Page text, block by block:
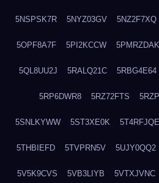
5NSPSK7R 5NYZ03GV 5NZ2F7XQ
5OPF8A7F 5PI2KCCW 5PMRZDAK
5QL8UU2J 5RALQ21C 5RBG4E64
5RP6DWR8 5RZ72FTS
5SNLKYWW 5ST3XE0K 5T4RFJQE
5THBIEFD 5TVPRN5V 5UJY0QQ2
5V5K9CVS 5VB3LIYB 5VTXJVNC